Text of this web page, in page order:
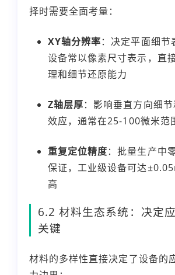
择时需要全面考量：
XY轴分辨率：决定平面细节
设备常以像素尺寸表示，直
理和细节还原能力
Z轴层厚：影响垂直方向细
效应，通常在25-100微米范
重复定位精度：批量生产中
保证，工业级设备可达
高
6.2 材料生态系统：决定
关键
材料的多样性直接决定了设备的